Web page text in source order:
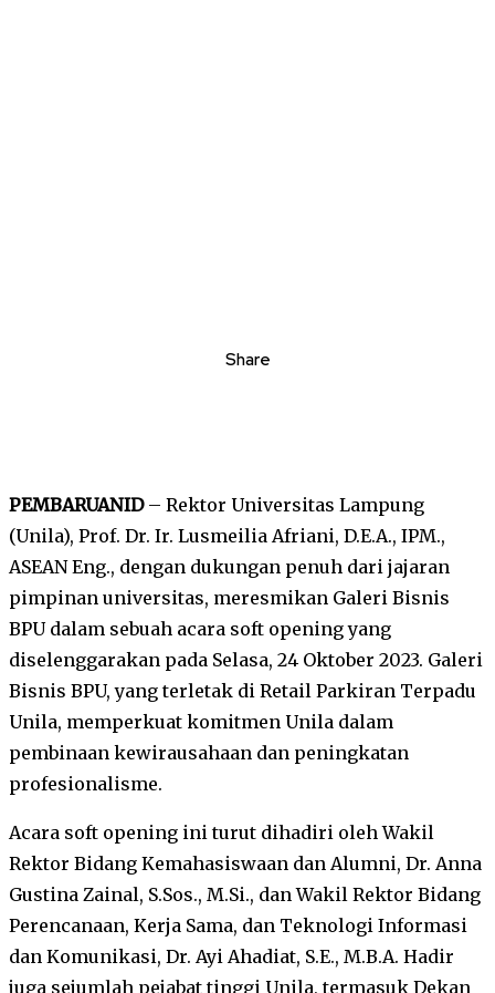
Share
PEMBARUANID– Rektor Universitas Lampung
(Unila), Prof. Dr. Ir. Lusmeilia Afriani, D.E.A., IPM.,
ASEAN Eng., dengan dukungan penuh dari jajaran
pimpinan universitas, meresmikan Galeri Bisnis
BPU dalam sebuah acara soft opening yang
diselenggarakan pada Selasa, 24 Oktober 2023. Galeri
Bisnis BPU, yang terletak di Retail Parkiran Terpadu
Unila, memperkuat komitmen Unila dalam
pembinaan kewirausahaan dan peningkatan
profesionalisme.
Acara soft opening ini turut dihadiri oleh Wakil
Rektor Bidang Kemahasiswaan dan Alumni, Dr. Anna
Gustina Zainal, S.Sos., M.Si., dan Wakil Rektor Bidang
Perencanaan, Kerja Sama, dan Teknologi Informasi
dan Komunikasi, Dr. Ayi Ahadiat, S.E., M.B.A. Hadir
juga sejumlah pejabat tinggi Unila, termasuk Dekan